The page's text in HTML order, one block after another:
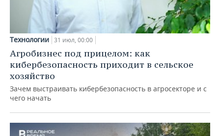
Технологии 31 июл, 00:00
Агробизнес под прицелом: как
кибербезопасность приходит в сельское
хозяйство
Зачем выстраивать кибербезопасность в агросекторе и с
чего начать